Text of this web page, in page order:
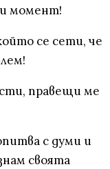
момент!
се сети, че
правещи ме
с думи и
своята